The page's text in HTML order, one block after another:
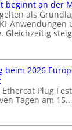
beginnt an der
als
Anwendungen
Gleichzeitig
beim 2026
Plug
Tagen am